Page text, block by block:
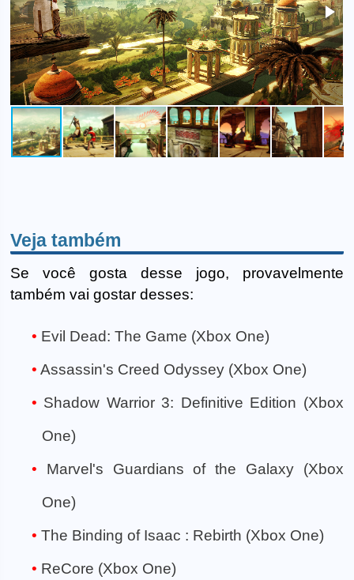
Veja também
Se você gosta desse jogo, provavelmente
também vai gostar desses:
Evil Dead: The Game (Xbox One)
Assassin's Creed Odyssey (Xbox One)
Shadow Warrior 3: Definitive Edition (Xbox
One)
Marvel's Guardians of the Galaxy (Xbox
One)
The Binding of Isaac : Rebirth (Xbox One)
ReCore (Xbox One)